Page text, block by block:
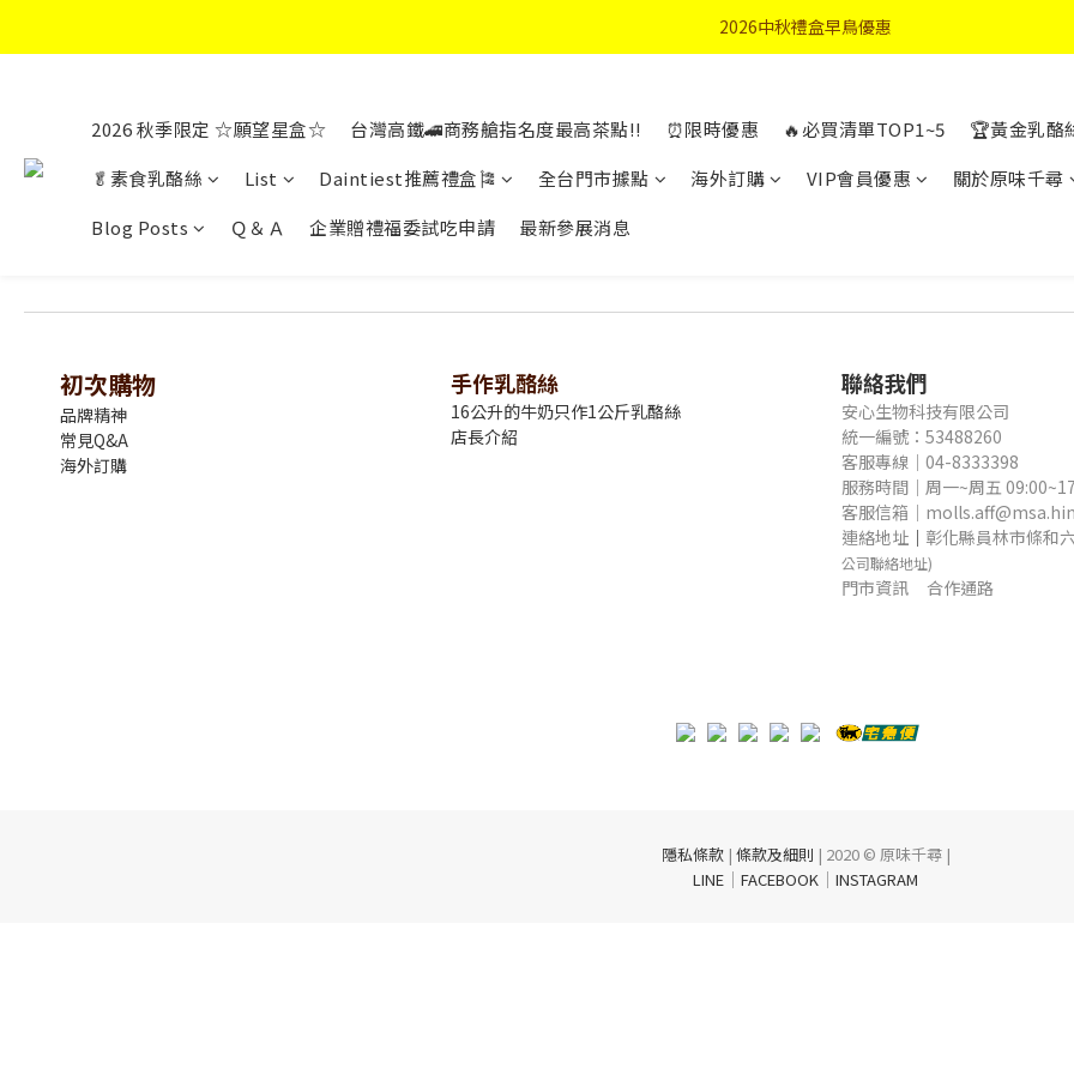
首購優惠輸入"N50"現折50元
2026中秋禮盒早鳥優惠
2026 秋季限定 ☆願望星盒☆ 台灣高鐵🚄商務艙指名度最高茶點!! ⏰限時優惠 🔥必買清單TOP1~5
🏆黃金乳酪
🥬素食乳酪絲
List Daintiest推薦禮盒🎏 全台門市據點 海外訂購 VIP會員優惠 關於原味千尋
Blog Posts
Ｑ＆Ａ 企業贈禮福委試吃申請 最新參展消息
初次購物
品牌精神
常見Q&A
海外訂購
手作乳酪絲
16公升的牛奶只作1公斤乳酪絲
店長介紹
聯絡我們
安心生物科技有限公司
統一編號：53488260
客服專線｜04-8333398
服務時間｜周一~周五
客服信箱｜
連絡地址 ｜ 彰化縣員林市條和
公司聯絡地址)
門市資訊 合作通路
隱私條款| 條款及細則 | 2020 © 原味千尋 |
LINE ｜ FACEBOOK ｜ INSTAGRAM